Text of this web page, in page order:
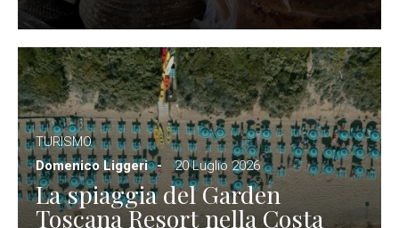
TURISMO
Domenico Liggeri
20 Luglio 2026
La spiaggia del Garden
Toscana Resort nella Costa